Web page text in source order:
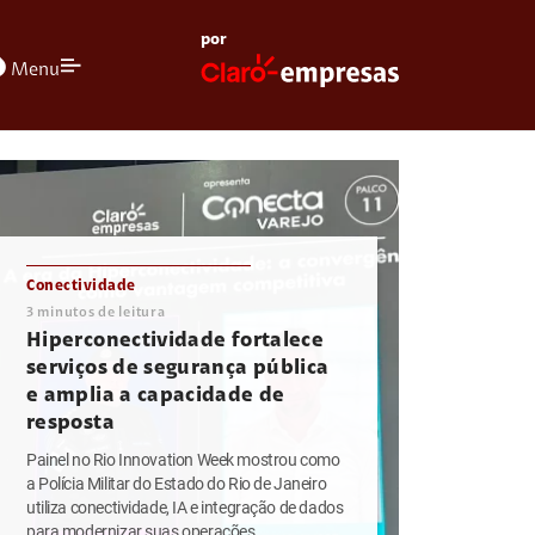
Menu
por
Conectividade
3 minutos de leitura
Hiperconectividade fortalece
serviços de segurança pública
e amplia a capacidade de
resposta
Painel no Rio Innovation Week mostrou como
a Polícia Militar do Estado do Rio de Janeiro
utiliza conectividade, IA e integração de dados